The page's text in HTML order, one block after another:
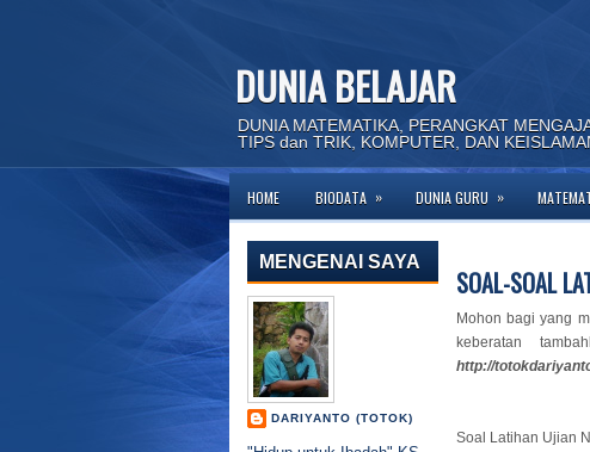
DUNIA BELAJAR
DUNIA MATEMATIKA, PERANGKAT
TIPS dan TRIK, KOMPUTER, DAN
HOME BIODATA » DUNIA GURU »
MENGENAI SAYA
DARIYANTO (TOTOK)
SOAL-SOAL
Mohon bagi yang
keberatan
http://
Soal Latihan Ujian